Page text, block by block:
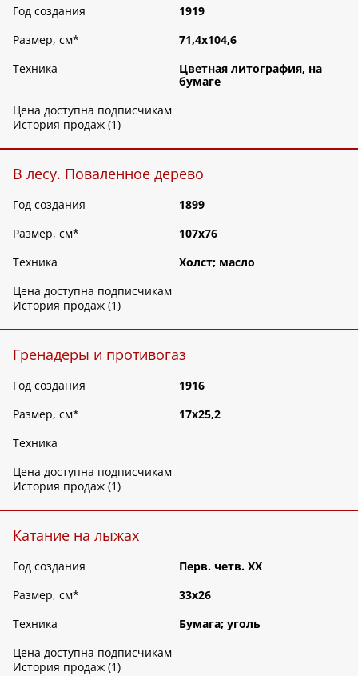
Год создания
1919
Размер, см*
71,4х104,6
Техника
Цветная литография, на
бумаге
Цена доступна подписчикам
История продаж (1)
В лесу. Поваленное дерево
Год создания
1899
Размер, см*
107х76
Техника
Холст; масло
Цена доступна подписчикам
История продаж (1)
Гренадеры и противогаз
Год создания
1916
Размер, см*
17х25,2
Техника
Цена доступна подписчикам
История продаж (1)
Катание на лыжах
Год создания
Перв. четв. ХХ
Размер, см*
33х26
Техника
Бумага; уголь
Цена доступна подписчикам
История продаж (1)